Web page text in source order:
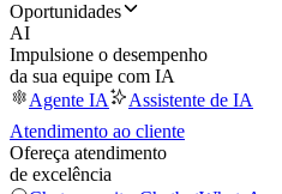
Oportunidades
AI
Impulsione o desempenho
da sua equipe com IA
Agente IA
Assistente de IA
Atendimento ao cliente
Ofereça atendimento
de excelência